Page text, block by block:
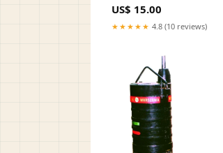
US$ 15.00
★★★★★ 4.8 (10 reviews)